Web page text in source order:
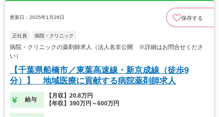
更新日：2025年1月28日 保存する
正社員 病院・クリニック
病院・クリニックの薬剤師求人（法人名非公開 ※詳細はお問合せくださ
い）
【千葉県船橋市／東葉高速線・新京成線（徒歩9
分）】 地域医療に貢献する病院薬剤師求人
給与
【月収】20.8万円
【年収】390万円～600万円